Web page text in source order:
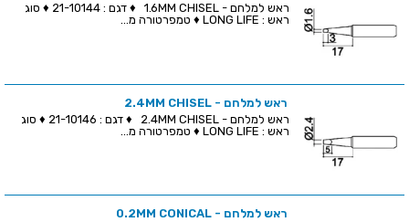
ראש למלחם - 1.6MM CHISEL ♦ דגם : 21-10144 ♦ סוג
ראש : LONG LIFE ♦ טמפרטורה מ...
ראש למלחם - 2.4MM CHISEL
ראש למלחם - 2.4MM CHISEL ♦ דגם : 21-10146 ♦ סוג
ראש : LONG LIFE ♦ טמפרטורה מ...
ראש למלחם - 0.2MM CONICAL